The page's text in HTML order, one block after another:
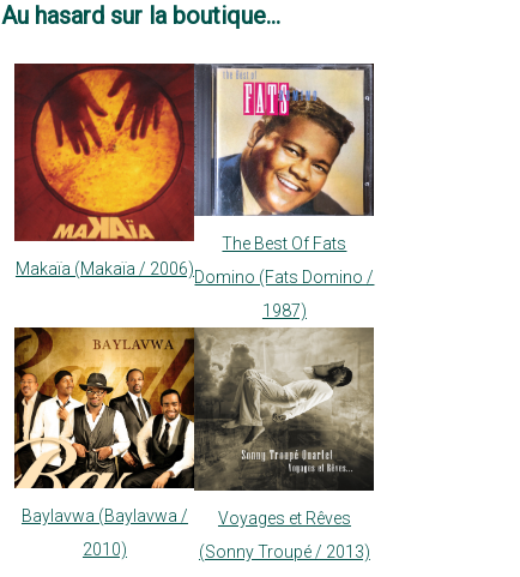
Au hasard sur la boutique...
Makaïa (Makaïa / 2006)
The Best Of Fats
Domino (Fats Domino /
1987)
Baylavwa (Baylavwa /
2010)
Voyages et Rêves
(Sonny Troupé / 2013)